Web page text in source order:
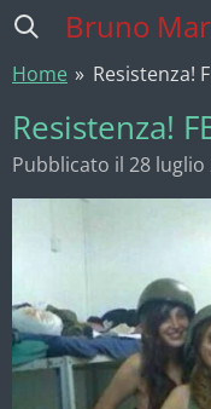
Vai
contenuto
principale
Bruno
Home » Resistenza!
Resistenza!
Pubblicato il 28 luglio